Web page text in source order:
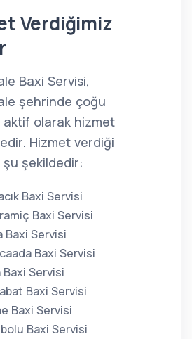
Verdiğimiz
Baxi Servisi,
şehrinde çoğu
aktif olarak hizmet
Hizmet verdiği
şekildedir:
Baxi Servisi
Baxi Servisi
Baxi Servisi
Baxi Servisi
Baxi Servisi
Baxi Servisi
Baxi Servisi
Baxi Servisi